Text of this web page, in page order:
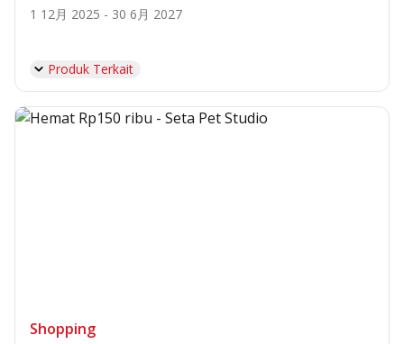
1 12月 2025 - 30 6月 2027
Produk Terkait
Shopping